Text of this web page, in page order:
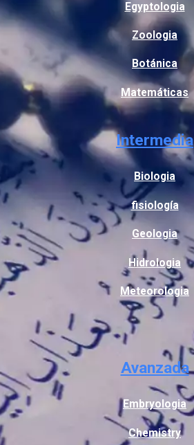
Egyptologia
Zoologia
Botánica
Matemáticas
Intermedia
Biologia
fisiología
Geologia
Hidrologia
Meteorologia
Avanzada
Embryologia
Chemistry